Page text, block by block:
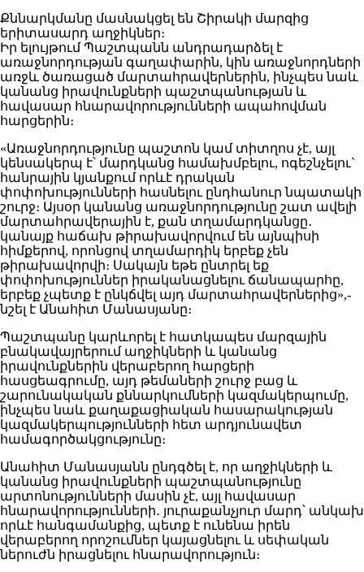
Քննարկմանը մասնակցել են Շիրակի մարզից
երիտասարդ աղջիկներ։
Իր ելույթում Պաշտպանն անդրադարձել է
առաջնորդության գաղափարին, կին առաջնորդների
առջև ծառացած մարտահրավերներին, ինչպես նաև
կանանց իրավունքների պաշտպանության և
հավասար հնարավորությունների ապահովման
հարցերին։
«Առաջնորդությունը պաշտոն կամ տիտղոս չէ, այլ
կենսակերպ է՝ մարդկանց համախմբելու, ոգեշնչելու`
հանրային կյանքում որևէ դրական
փոփոխությունների հասնելու ընդհանուր նպատակի
շուրջ։ Այսօր կանանց առաջնորդությունը շատ ավելի
մարտահրավերային է, քան տղամարդկանցը․
կանայք հաճախ թիրախավորվում են այնպիսի
հիմքերով, որոնցով տղամարդիկ երբեք չեն
թիրախավորվի։ Սակայն եթե ընտրել եք
փոփոխություններ իրականացնելու ճանապարհը,
երբեք չպետք է ընկճվել այդ մարտահրավերներից»,-
նշել է Անահիտ Մանասյանը։
Պաշտպանը կարևորել է հատկապես մարզային
բնակավայրերում աղջիկների և կանանց
իրավունքներին վերաբերող հարցերի
հասցեագրումը, այդ թեմաների շուրջ բաց և
շարունակական քննարկումների կազմակերպումը,
ինչպես նաև քաղաքացիական հասարակության
կազմակերպությունների հետ արդյունավետ
համագործակցությունը։
Անահիտ Մանասյանն ընդգծել է, որ աղջիկների և
կանանց իրավունքների պաշտպանությունը
արտոնությունների մասին չէ, այլ հավասար
հնարավորությունների․ յուրաքանչյուր մարդ՝ անկախ
որևէ հանգամանքից, պետք է ունենա իրեն
վերաբերող որոշումներ կայացնելու և սեփական
ներուժն իրացնելու հնարավորություն։